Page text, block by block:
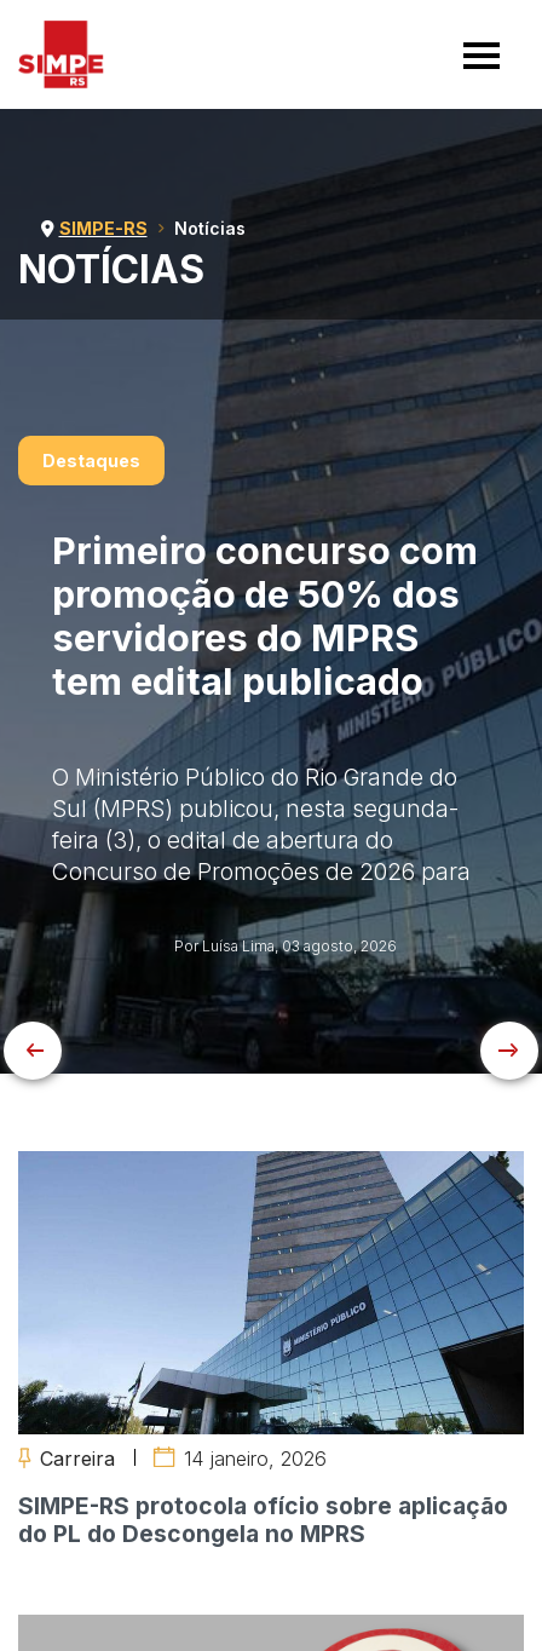
Destaques
Primeiro concurso com
promoção de 50% dos
servidores do MPRS
tem edital publicado
O Ministério Público do Rio Grande do
Sul (MPRS) publicou, nesta segunda-
feira (3), o edital de abertura do
Concurso de Promoções de 2026 para
os servidores efetivos da instituição.
Este será o...Por Luísa Lima,03 agosto, 2026
Anterior
NOTÍCIAS
SIMPE-RS Notícias
Carreira 14 janeiro, 2026
SIMPE-RS protocola ofício sobre aplicação
do PL do Descongela no MPRS